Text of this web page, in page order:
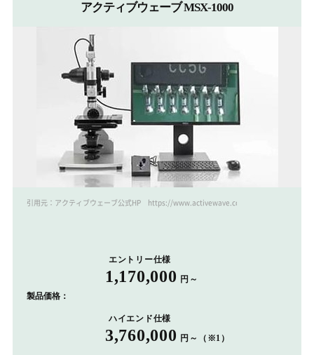
アクティブウェーブ MSX-1000
引用元：アクティブウェーブ公式HP https://www.activewave.co.jp/
製品価格：
エントリー仕様
1,170,000 円～
ハイエンド仕様
3,760,000 円～（※1）